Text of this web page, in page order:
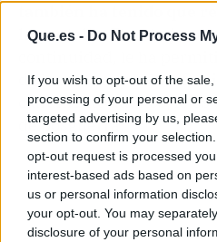
Que.es - Do Not Process
If you wish to opt-out of the
processing of your personal or
targeted advertising by us,
section to confirm your
opt-out request is processed
interest-based ads based on
us or personal information
your opt-out. You may
disclosure of your personal
la pantalla.El trabajo en
de la cámara y le ha
claramente adultos, lejos
de posguerra.